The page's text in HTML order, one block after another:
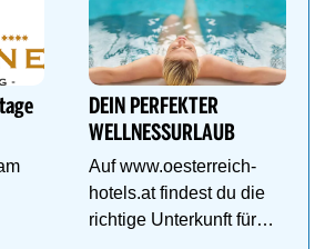
DEIN PERFEKTER
WELLNESSURLAUB
Auf www.oesterreich-
hotels.at findest du die
richtige Unterkunft für